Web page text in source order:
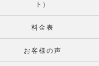
ト）
料金表
お客様の声